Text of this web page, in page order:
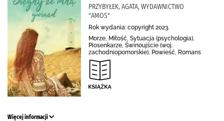
PRZYBYŁEK, AGATA, WYDAWNICTWO
"AMOS"
Rok wydania: copyright 2023.
Morze, Miłość, Sytuacja (psychologia),
Piosenkarze, Świnoujście (woj.
zachodniopomorskie), Powieść, Romans
Więcej informacji